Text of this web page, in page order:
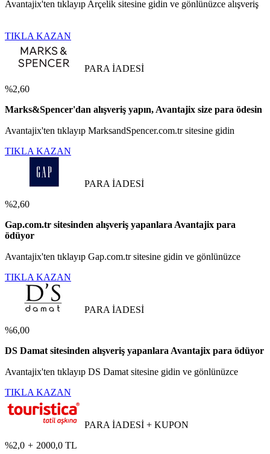
Avantajix'ten tıklayıp Arçelik sitesine gidin ve gönlünüzce alışveriş
TIKLA KAZAN
PARA İADESİ
%2,60
Marks&Spencer'dan alışveriş yapın, Avantajix size para ödesin
Avantajix'ten tıklayıp MarksandSpencer.com.tr sitesine gidin
TIKLA KAZAN
PARA İADESİ
%2,60
Gap.com.tr sitesinden alışveriş yapanlara Avantajix para
ödüyor
Avantajix'ten tıklayıp Gap.com.tr sitesine gidin ve gönlünüzce
TIKLA KAZAN
PARA İADESİ
%6,00
DS Damat sitesinden alışveriş yapanlara Avantajix para ödüyor
Avantajix'ten tıklayıp DS Damat sitesine gidin ve gönlünüzce
TIKLA KAZAN
PARA İADESİ + KUPON
%2,0 + 2000,0 TL